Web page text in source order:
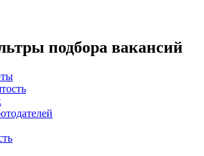
подбора вакансий